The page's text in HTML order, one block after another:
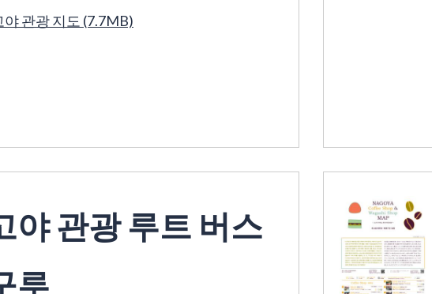
야 관광 지도 (7.7MB)
야 관광 루트 버스
루